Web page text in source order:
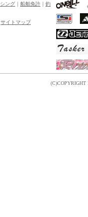
ング ｜ 船舶免許 ｜ 釣
サイトマップ
(C)COPYRIGHT